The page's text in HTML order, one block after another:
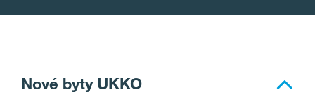
Nové byty UKKO